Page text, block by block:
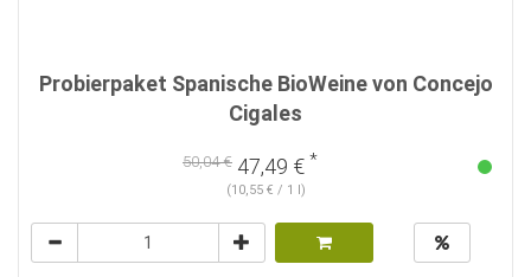
Probierpaket Spanische BioWeine von Concejo
Cigales
50,04 € 47,49 € *
(10,55 € / 1 l)